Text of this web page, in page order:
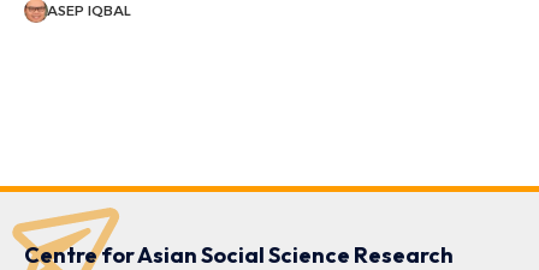
ASEP IQBAL
Centre for Asian Social Science Research